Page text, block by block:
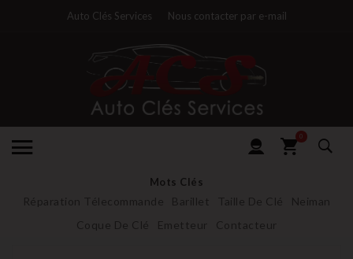
Auto Clés Services Nous contacter par e-mail
0
Mots Clés
Réparation Télecommande Barillet Taille De Clé
Neiman
Coque De Clé
Emetteur Contacteur